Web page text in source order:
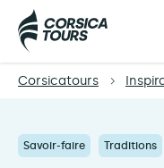
Corsicatours
Savoir-faire Traditions